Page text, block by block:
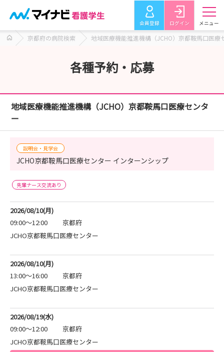
会員登録 ログイン メニュー
京都府の病院検索 地域医療機能推進機構（JCHO）京都鞍馬口医療
各種予約・応募
地域医療機能推進機構（JCHO）京都鞍馬口医療センタ
ー
説明会・見学会
JCHO京都鞍馬口医療センター インターンシップ
先輩ナース交流あり
2026/08/10(月)
09:00～12:00
京都府
JCHO京都鞍馬口医療センター
2026/08/10(月)
13:00～16:00
京都府
JCHO京都鞍馬口医療センター
2026/08/19(水)
09:00～12:00
京都府
JCHO京都鞍馬口医療センター